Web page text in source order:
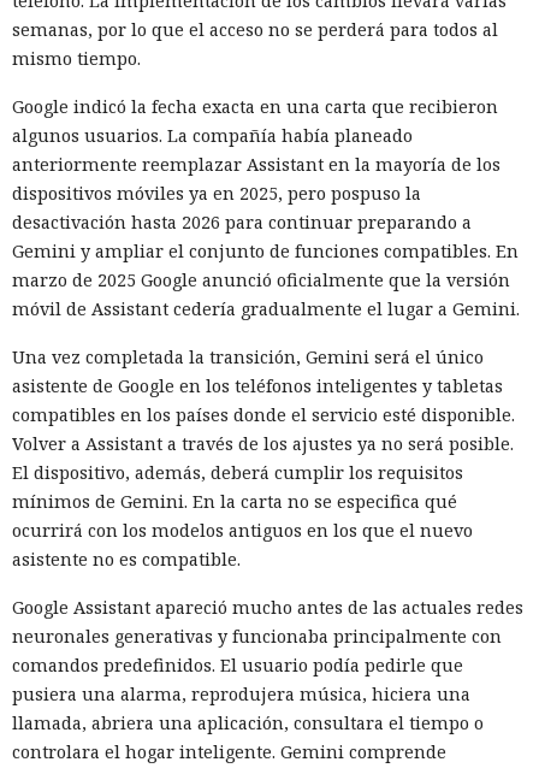
semanas, por lo que el acceso no se perderá para todos al
mismo tiempo.
Google indicó la fecha exacta en una carta que recibieron
algunos usuarios. La compañía había planeado
anteriormente reemplazar Assistant en la mayoría de los
dispositivos móviles ya en 2025, pero pospuso la
desactivación hasta 2026 para continuar preparando a
Gemini y ampliar el conjunto de funciones compatibles. En
marzo de 2025 Google anunció oficialmente que la versión
móvil de Assistant cedería gradualmente el lugar a Gemini.
Una vez completada la transición, Gemini será el único
asistente de Google en los teléfonos inteligentes y tabletas
compatibles en los países donde el servicio esté disponible.
Volver a Assistant a través de los ajustes ya no será posible.
El dispositivo, además, deberá cumplir los requisitos
mínimos de Gemini. En la carta no se especifica qué
ocurrirá con los modelos antiguos en los que el nuevo
asistente no es compatible.
Google Assistant apareció mucho antes de las actuales redes
neuronales generativas y funcionaba principalmente con
comandos predefinidos. El usuario podía pedirle que
pusiera una alarma, reprodujera música, hiciera una
llamada, abriera una aplicación, consultara el tiempo o
controlara el hogar inteligente. Gemini comprende